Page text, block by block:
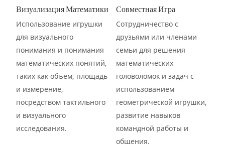
Визуализация Математики
Использование игрушки
для визуального
понимания и понимания
математических понятий,
таких как объем, площадь
и измерение,
посредством тактильного
и визуального
исследования.
Совместная Игра
Сотрудничество с
друзьями или членами
семьи для решения
математических
головоломок и задач с
использованием
геометрической игрушки,
развитие навыков
командной работы и
общения.